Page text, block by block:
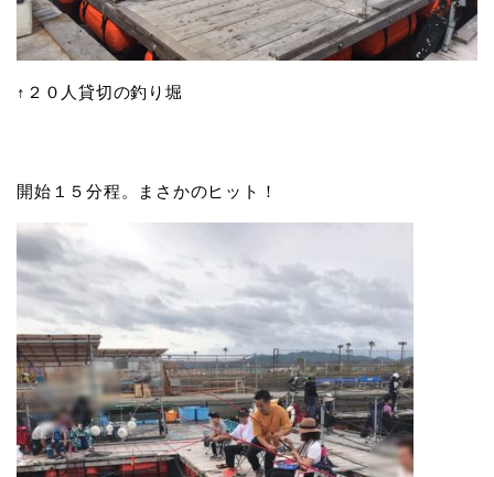
↑２０人貸切の釣り堀
開始１５分程。まさかのヒット！